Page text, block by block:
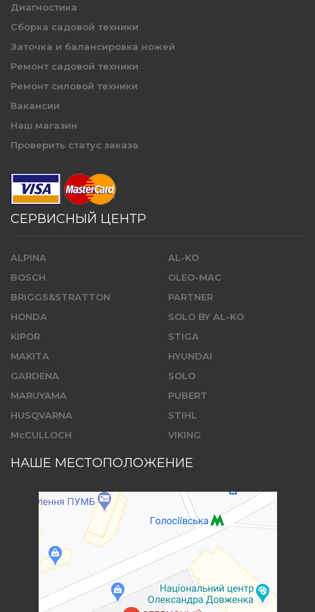
Диагностика
Сборка садовой техники
Заточка и балансировка ножей
Ремонт садовой техники
Ремонт силовой техники
Вакансии
Наш магазин
Проверить статус заказа
СЕРВИСНЫЙ ЦЕНТР
ALPINA
BOSCH
BRIGGS&STRATTON
HONDA
KIPOR
MAKITA
GARDENA
MARUYAMA
HUSQVARNA
McCULLOCH
AL-KO
OLEO-MAC
PARTNER
SOLO BY AL-KO
STIGA
HYUNDAI
SOLO
PUBERT
STIHL
VIKING
НАШЕ МЕСТОПОЛОЖЕНИЕ